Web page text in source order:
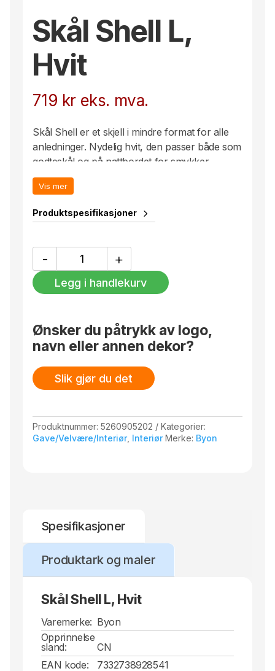
Skål Shell L,
Hvit
719 kr eks. mva.
Skål Shell er et skjell i mindre format for alle
anledninger. Nydelig hvit, den passer både som
godteskål og på nattbordet for smykker.
Finnes også i en mindre størrelse.
Vis mer
Produktspesifikasjoner
-
Shell
L,
Hvit
+
Legg i handlekurv
Ønsker du påtrykk av logo,
navn eller annen dekor?
Slik gjør du det
Produktnummer:5260905202
Kategorier:
Gave/Velvære/Interiør, Interiør Merke: Byon
Spesifikasjoner
Produktark og maler
Skål Shell L, Hvit
Varemerke: Byon
Opprinnelse
sland:
CN
EAN kode:
7332738928541